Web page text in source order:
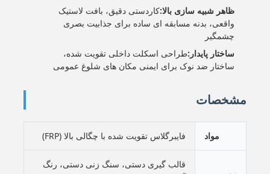
ظاهر شبیه سازی بالا:کاردستی دقیق، بافت لاستیک
واقعی، بدنه مسابقه ای ساده برای جذابیت بصری
چشمگیر
ساختار پایدار:طراحی اسکلت داخلی تقویت شده،
ساختار ضد نوک برای ایمنی مکان های شلوغ عمومی
مشخصات
مواد فایبرگلاس تقویت شده با چگالی بالا (FRP)
قالب گیری دستی، سنگ زنی دستی، رنگ